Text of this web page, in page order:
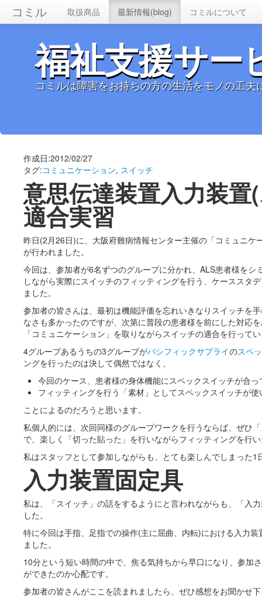
コミル 取扱商品 最新情報(blog) コミルについて
福祉支援サ
コミルは障害をお持ちの方の生活をモノの工
作成日:2012/02/27
タグ:コミュニケーション, スイッチ
意思伝達装置入力装
適合実習
昨日(2月26日)に、大阪府難病情報センター主催の「コミュニケ
が行われました。
今回は、参加者が6名ずつのグループに分かれ、ALS患者様をシ
しながら実際にスイッチのフィッティングを行う、ケーススタ
ました。
参加者の皆さんは、最初は機能評価を忘れいきなりスイッチを
なさも多かったのですが、次第に普段の患者様を前にした対応
「コミュニケーション」を取りながらスイッチの適合を行って
4グループあるうちの3グループがパシフィックサプライのスペ
ングを行ったのは決して偶然ではなく、
今回のケース、患者様の身体機能にスペックスイッチが合っ
フィッティングを行う「素材」としてスペックスイッチが使
ことによるのだろうと思います。
私個人的には、次回同様のグループワークを行うならば、ぜひ
で、楽しく「切った貼った」を行いながらフィッティングを行
私はスタッフとして参加しながらも、とても楽しんでしまった1
入力装置固定具
私は、「スイッチ」の話をするようにと言われながらも、「入
した。
特に今回は手指、足指での操作(主に屈曲、内転)における入力
ました。
10分という短い時間の中で、焦る気持ちから早口になり、参加
ができたのか心配です。
参加者の皆さんがここを読まれましたら、ぜひ感想をお聞かせ